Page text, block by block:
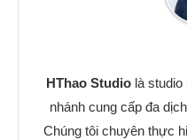
HThao Studiolà studio
nhánh cung cấp đa
Chúng tôi chuyên thực